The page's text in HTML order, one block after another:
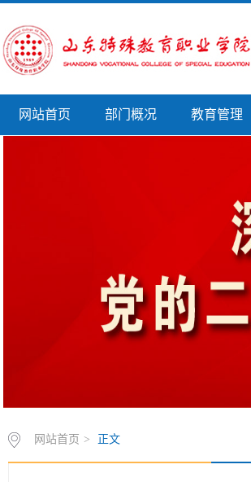
网站首页 部门概况 教育管理
网站首页 > 正文